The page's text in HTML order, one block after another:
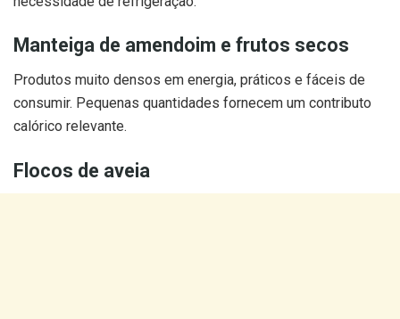
Manteiga de amendoim e frutos secos
Produtos muito densos em energia, práticos e fáceis de
consumir. Pequenas quantidades fornecem um contributo
calórico relevante.
Flocos de aveia